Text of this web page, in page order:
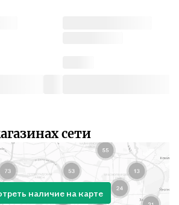
сети
наличие на карте